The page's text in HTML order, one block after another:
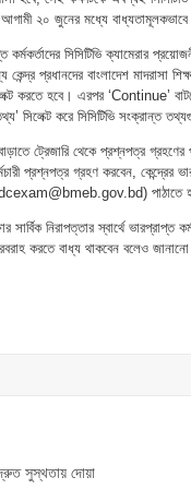
আগামী ২০ জুনের মধ্যে
কর্মকর্তাদের সিসিটিভি ক্যামেরার
কেন্দ্র প্রধানদের বাংলাদেশ
হবে। এরপর ‘Continue’ বাটনে
সিলেক্ট করে সিসিটিভি সংক্রান্ত
ট্রেজারি থেকে প্রশ্নপত্র গ্রহণের
প্রশ্নপত্র গ্রহণ করবেন, কেন্দ্রের
(dcexam@bmeb.gov.bd) পাঠাতে
নিরাপত্তার স্বার্থে ভারপ্রাপ্ত
করতে বাধ্য থাকবেন বলেও
সুস্থতায় দোয়া